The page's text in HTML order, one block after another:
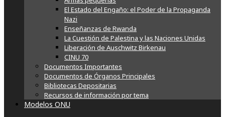
El Estado del Engaño: el Poder de la Propaganda
Nazi
Enseñanzas de Rwanda
La Cuestión de Palestina y las Naciones Unidas
Liberación de Auschwitz Birkenau
CINU 70
Documentos Importantes
Documentos de Órganos Principales
Bibliotecas Depositarias
Recursos de información por tema
Modelos ONU